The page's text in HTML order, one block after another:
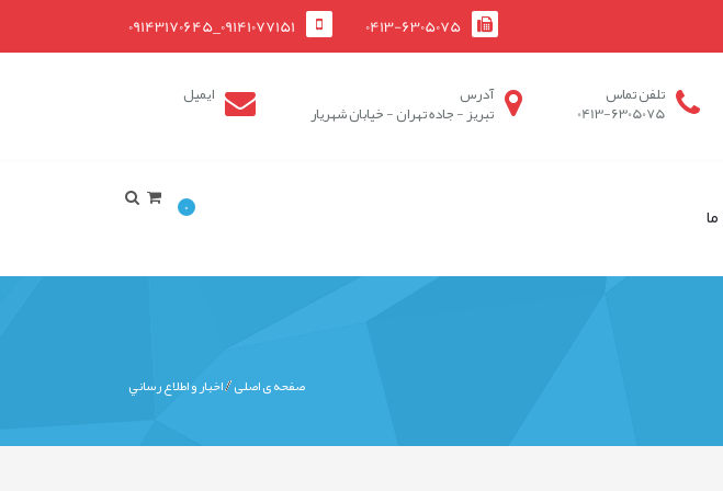
0413-6305075
09141077151_09143170645
تلفن تماس
0413-6305075
آدرس
تبریز - جاده تهران - خیابان شهریار
ایمیل
0
صفحه ی اصلی اخبار و اطلاع رساني